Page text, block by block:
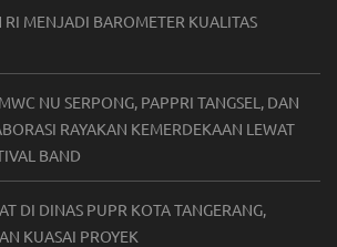
MENJADI BAROMETER KUALITAS
NU SERPONG, PAPPRI TANGSEL, DAN
RAYAKAN KEMERDEKAAN LEWAT
BAND
DI DINAS PUPR KOTA TANGERANG,
KUASAI PROYEK